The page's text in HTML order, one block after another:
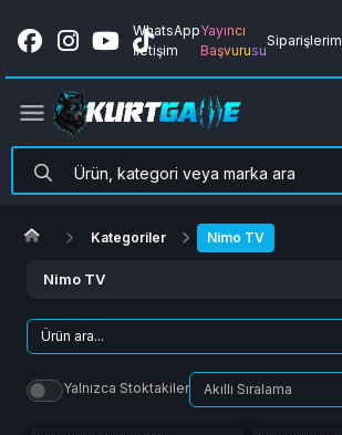
WhatsApp
İletişim
Yayıncı
Başvurusu
Siparişlerim
Kategoriler Nimo TV
Nimo TV
Yalnızca Stoktakiler